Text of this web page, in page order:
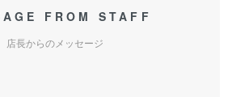
FROM STAFF
店長からのメッセージ